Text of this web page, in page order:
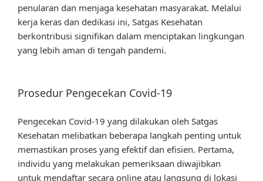
penularan dan menjaga kesehatan masyarakat. Melalui
kerja keras dan dedikasi ini, Satgas Kesehatan
berkontribusi signifikan dalam menciptakan lingkungan
yang lebih aman di tengah pandemi.
Prosedur Pengecekan Covid-19
Pengecekan Covid-19 yang dilakukan oleh Satgas
Kesehatan melibatkan beberapa langkah penting untuk
memastikan proses yang efektif dan efisien. Pertama,
individu yang melakukan pemeriksaan diwajibkan
untuk mendaftar secara online atau langsung di lokasi